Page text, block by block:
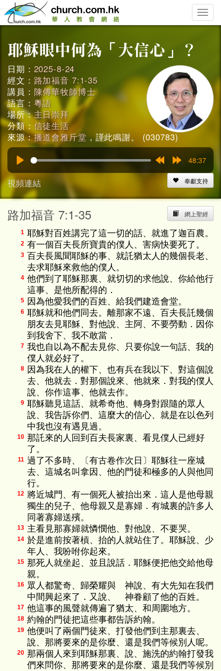
Toggle
日期： 2025-8-24
經文： 路加福音 7:1-35
講員： 陳傳華牧師博士
語言： 粵語
場所：主日崇拜
分類： 信徒生活
來源：播道會雅斤堂，謹此鳴謝。 (030783)
15s
48:37
視頻連結 奉獻支持
網上聖經
路加福音 7:1-35
1 耶穌對百姓講完了這一切的話、就進了迦百農。
2 有一個百夫長所寶貴的僕人、害病快要死了。
3 百夫長風聞耶穌的事、就託猶太人的幾個長老、
去求耶穌來救他的僕人。
4 他們到了耶穌那裏、就切切的求他說、你給他行
這事、是他所配得的．
5 因為他愛我們的百姓、給我們建造會堂。
6 耶穌就和他們同去。離那家不遠、百夫長託幾個
朋友去見耶穌、對他說、主阿、不要勞動．因你
到我舍下、我不敢當．
7 我也自以為不配去見你、只要你說一句話、我的
僕人就必好了。
8
因為我在人的權下、也有兵在我以下、對這個說
去、他就去．對那個說來、他就來．對我的僕人
說、你作這事、他就去作。
9 耶穌聽見這話、就希奇他、轉身對跟隨的眾人
說、我告訴你們、這麼大的信心、就是在以色列
中我也沒有遇見過。
10 那託來的人回到百夫長家裏、看見僕人已經好
了。
11 過了不多時、〔有古卷作次日〕耶穌往一座城
去、這城名叫拿因、他的門徒和極多的人與他同
行。
12 將近城門、有一個死人被抬出來．這人是他母親
獨生的兒子、他母親又是寡婦．有城裏的許多人
同著寡婦送殯。
13 主看見那寡婦就憐憫他、對他說、不要哭。
14 於是進前按著槓、抬的人就站住了。耶穌說、少
年人、我吩咐你起來。
15 那死人就坐起、並且說話．耶穌便把他交給他母
親。
16 眾人都驚奇、歸榮耀與 神說、有大先知在我們
中間興起來了．又說、 神眷顧了他的百姓。
17 他這事的風聲就傳遍了猶太、和周圍地方。
18 約翰的門徒把這些事都告訴約翰。
19 他便叫了兩個門徒來、打發他們到主那裏去、
說、那將要來的是你麼、還是我們等候別人呢。
20 那兩個人來到耶穌那裏、說、施洗的約翰打發我
們來問你、那將要來的是你麼、還是我們等候別